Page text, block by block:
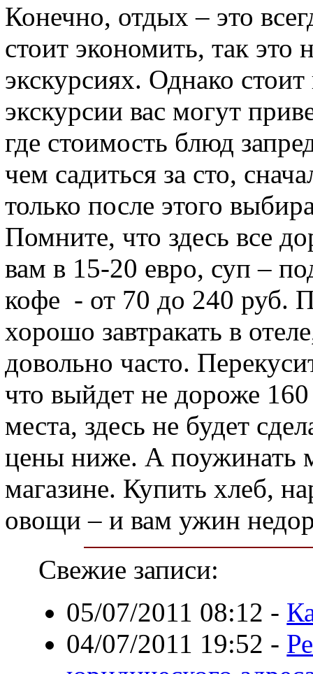
Конечно, отдых – это
стоит экономить, так
экскурсиях. Однако
экскурсии вас могут
где стоимость блюд
чем садиться за сто,
только после этого
Помните, что здесь все
вам в 15-20 евро, суп –
кофе - от 70 до 240 руб.
хорошо завтракать в
довольно часто.
что выйдет не дороже
места, здесь не будет
цены ниже. А поужинать
магазине. Купить хлеб,
овощи – и вам ужин
Свежие записи:
05/07/2011 08:12 -
04/07/2011 19:52 -